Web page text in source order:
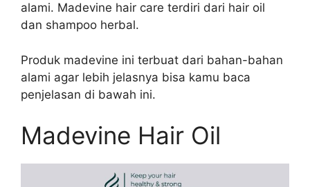
alami. Madevine hair care terdiri dari hair oil
dan shampoo herbal.
Produk madevine ini terbuat dari bahan-bahan
alami agar lebih jelasnya bisa kamu baca
penjelasan di bawah ini.
Madevine Hair Oil